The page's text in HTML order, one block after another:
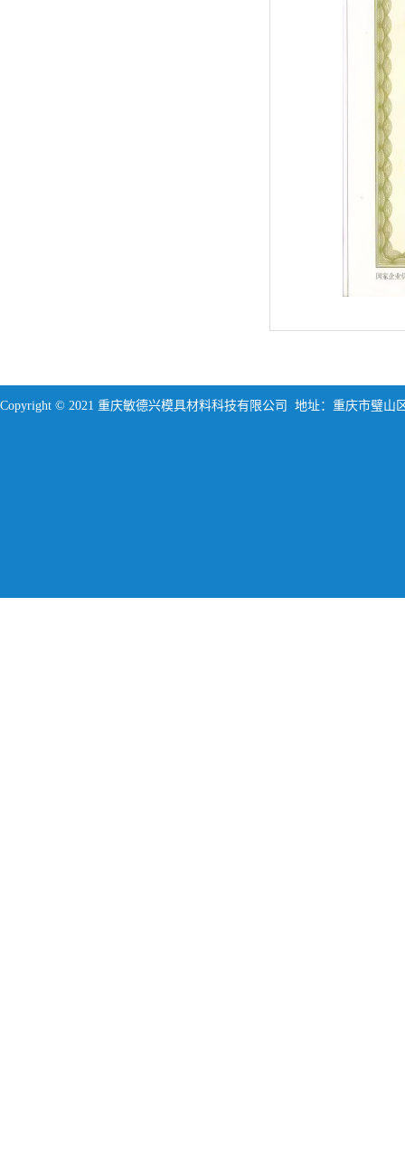
Copyright © 2021 重庆敏德兴模具材料科技有限公司 地址：重庆市璧山